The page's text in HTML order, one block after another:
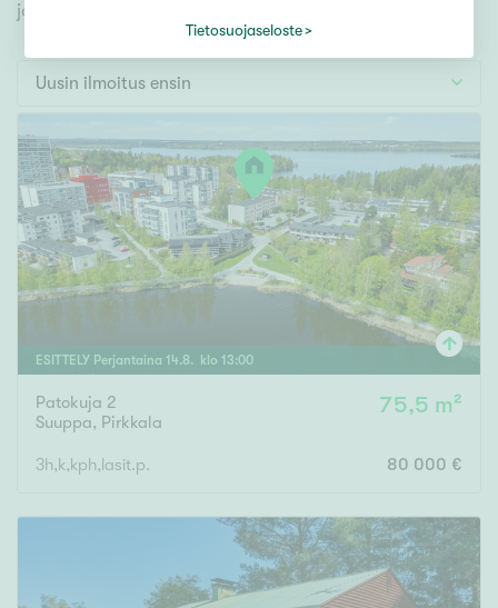
Vapaa-ajan asunto
Muut
Hinta
000 000 €
Pinta-ala
Asuinpinta-ala Kokonaispinta-ala
Rakennusvuosi
jonka avulla löydät omien toiveidesi mukaisen kodin.
Uusin ilmoitus ensin
ESITTELY Perjantaina 14.8. klo 13:00
Patokuja 2
Suuppa, Pirkkala
75,5 m²
3h,k,kph,lasit.p. 80 000 €
Tietosuojaseloste